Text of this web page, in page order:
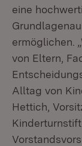
eine
ermöglichen.
von Eltern,
Alltag von
Hettich,